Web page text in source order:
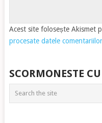
Acest site folosește Akismet
procesate datele
SCORMONESTE